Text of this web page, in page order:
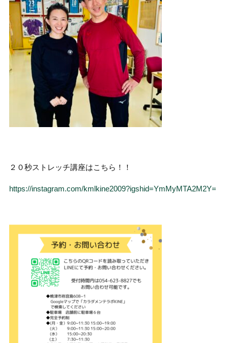
２０秒ストレッチ講座はこちら！！
https://instagram.com/kmlkine2009?igshid=YmMyMTA2M2Y=